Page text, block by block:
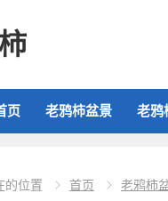
页 老鸦柿盆景 老鸦
的位置 首页 老鸦柿